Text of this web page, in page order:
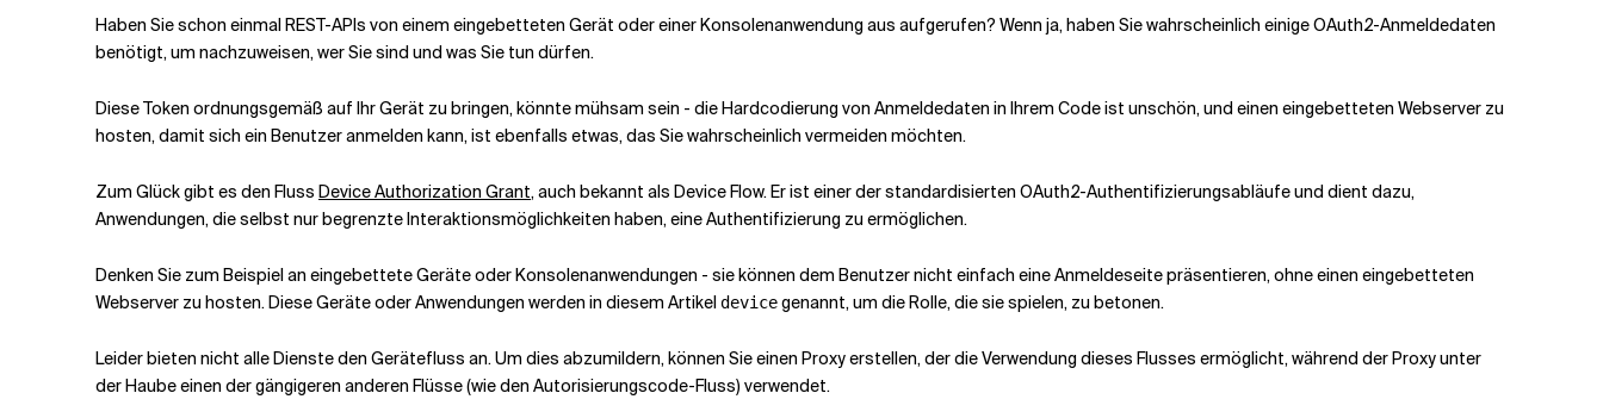
Verwandte Themen
Haben Sie schon einmal REST-APIs von einem eingebetteten Gerät oder einer Konsolenanwendung aus aufgerufen? Wenn ja, haben Sie wahrscheinlich einige OAuth2-Anmeldedaten
benötigt, um nachzuweisen, wer Sie sind und was Sie tun dürfen.
Diese Token ordnungsgemäß auf Ihr Gerät zu bringen, könnte mühsam sein - die Hardcodierung von Anmeldedaten in Ihrem Code ist unschön, und einen eingebetteten Webserver zu
hosten, damit sich ein Benutzer anmelden kann, ist ebenfalls etwas, das Sie wahrscheinlich vermeiden möchten.
Zum Glück gibt es den Fluss Device Authorization Grant, auch bekannt als Device Flow. Er ist einer der standardisierten OAuth2-Authentifizierungsabläufe und dient dazu,
Anwendungen, die selbst nur begrenzte Interaktionsmöglichkeiten haben, eine Authentifizierung zu ermöglichen.
Denken Sie zum Beispiel an eingebettete Geräte oder Konsolenanwendungen - sie können dem Benutzer nicht einfach eine Anmeldeseite präsentieren, ohne einen eingebetteten
Webserver zu hosten. Diese Geräte oder Anwendungen werden in diesem Artikeldevicegenannt, um die Rolle, die sie spielen, zu betonen.
Leider bieten nicht alle Dienste den Gerätefluss an. Um dies abzumildern, können Sie einen Proxy erstellen, der die Verwendung dieses Flusses ermöglicht, während der Proxy unter
der Haube einen der gängigeren anderen Flüsse (wie den Autorisierungscode-Fluss) verwendet.